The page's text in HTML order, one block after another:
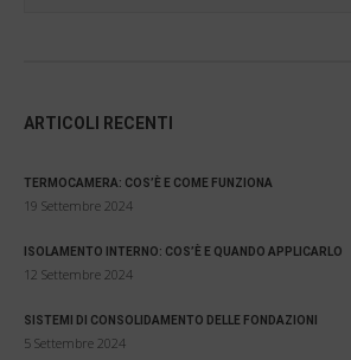
ARTICOLI RECENTI
TERMOCAMERA: COS’È E COME FUNZIONA
19 Settembre 2024
ISOLAMENTO INTERNO: COS’È E QUANDO APPLICARLO
12 Settembre 2024
SISTEMI DI CONSOLIDAMENTO DELLE FONDAZIONI
5 Settembre 2024